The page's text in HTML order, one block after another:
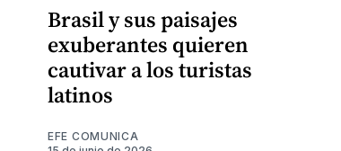
Brasil y sus paisajes
exuberantes quieren
cautivar a los turistas
latinos
EFE COMUNICA